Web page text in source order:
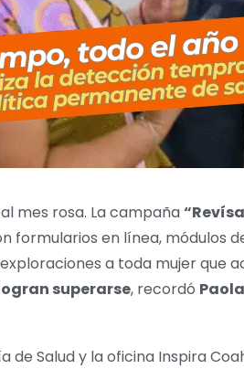
mes rosa. La campaña
formularios en línea, módulos
a toda mujer que
superarse, recordó
Salud y la oficina Inspira